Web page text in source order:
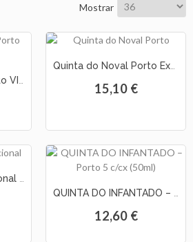
Mostrar
15,10 €
12,60 €